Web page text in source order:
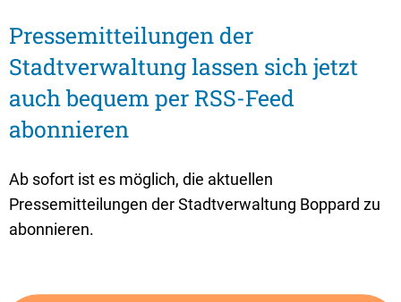
Sitzungsbekanntmachungen
Sitzungstermine und Niederschriften
Textrecherche
Öffentliche Bekanntmachungen
Ausschreibungen
Bauleitplanung
Straßenausbaupläne
Wiederkehrende Straßenausbaubeiträge
Ukrainehilfe
Museum
Pressemitteilungen der
Stadtverwaltung lassen sich jetzt
auch bequem per RSS-Feed
abonnieren
Ab sofort ist es möglich, die aktuellen
Pressemitteilungen der Stadtverwaltung Boppard zu
abonnieren.